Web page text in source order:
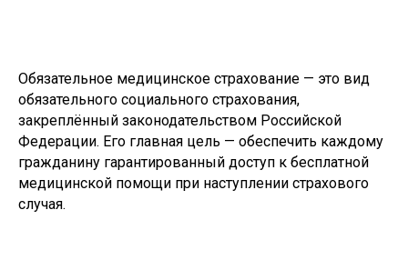
Обязательное медицинское страхование — это вид
обязательного социального страхования,
закреплённый законодательством Российской
Федерации. Его главная цель — обеспечить каждому
гражданину гарантированный доступ к бесплатной
медицинской помощи при наступлении страхового
случая.